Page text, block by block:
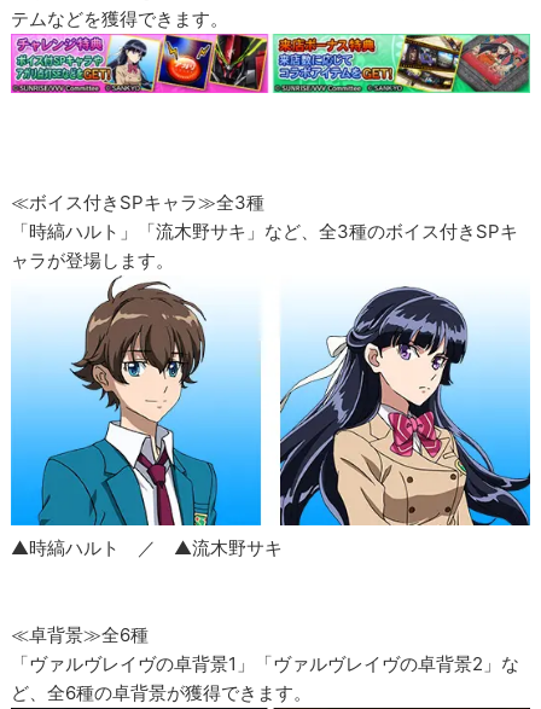
テムなどを獲得できます。
≪ボイス付きSPキャラ≫全3種
「時縞ハルト」「流木野サキ」など、全3種のボイス付きSPキ
ャラが登場します。
▲時縞ハルト ／ ▲流木野サキ
≪卓背景≫全6種
「ヴァルヴレイヴの卓背景1」「ヴァルヴレイヴの卓背景2」な
ど、全6種の卓背景が獲得できます。